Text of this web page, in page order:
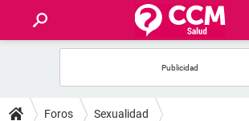
FOROS
Foros Sexualidad